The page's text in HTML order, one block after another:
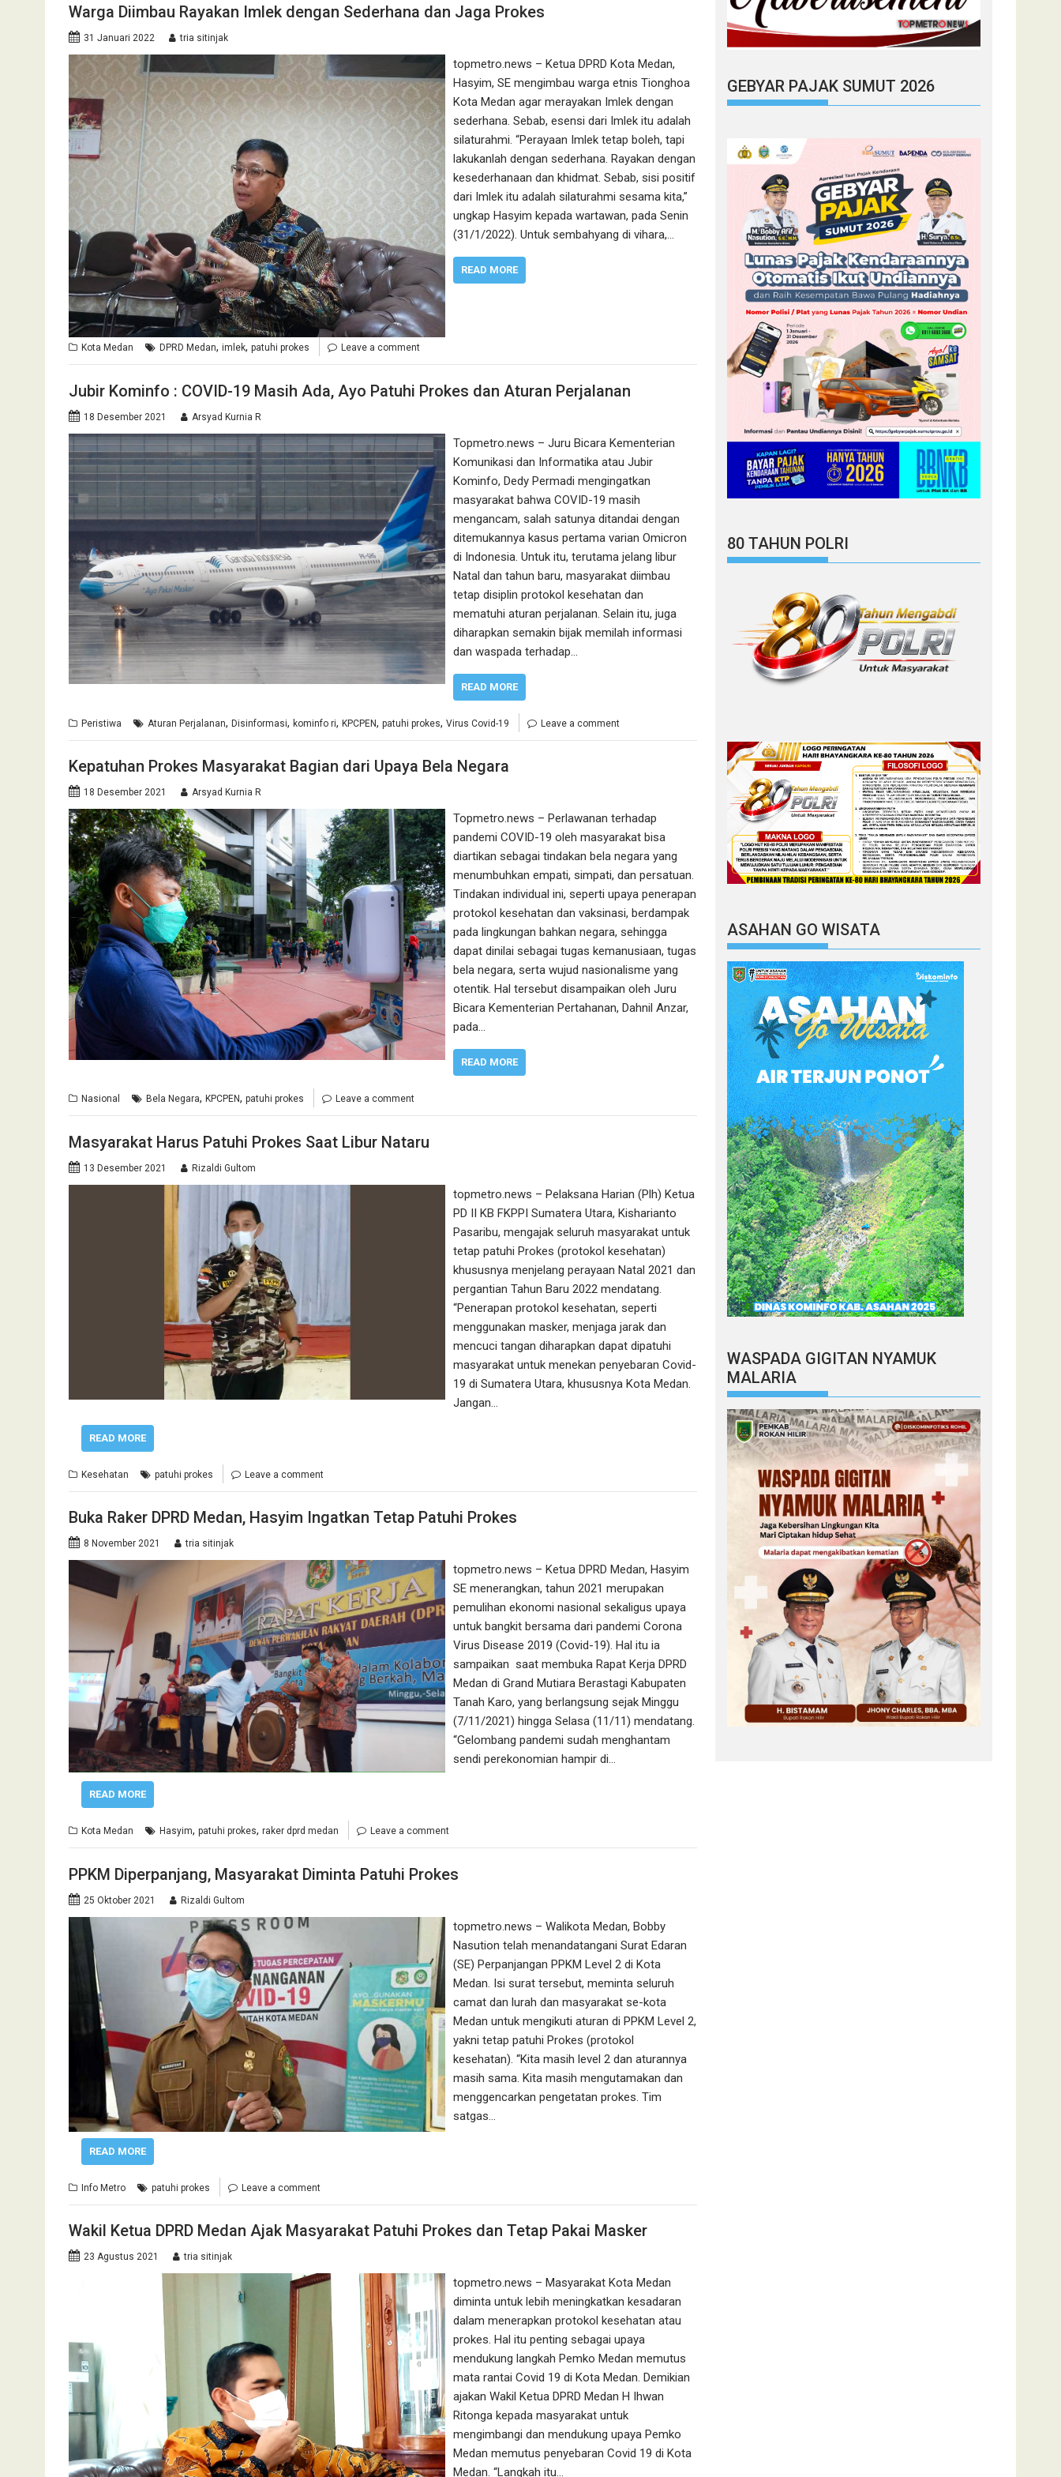
Warga Diimbau Rayakan Imlek dengan Sederhana dan Jaga Prokes
31 Januari 2022 tria sitinjak
topmetro.news – Ketua DPRD Kota Medan,
Hasyim, SE mengimbau warga etnis Tionghoa
Kota Medan agar merayakan Imlek dengan
sederhana. Sebab, esensi dari Imlek itu adalah
silaturahmi. “Perayaan Imlek tetap boleh, tapi
lakukanlah dengan sederhana. Rayakan dengan
kesederhanaan dan khidmat. Sebab, sisi positif
dari Imlek itu adalah silaturahmi sesama kita,”
ungkap Hasyim kepada wartawan, pada Senin
(31/1/2022). Untuk sembahyang di vihara,…
READ MORE
Kota Medan DPRD Medan, imlek, patuhi prokes Leave a comment
Jubir Kominfo : COVID-19 Masih Ada, Ayo Patuhi Prokes dan Aturan Perjalanan
18 Desember 2021 Arsyad Kurnia R
Topmetro.news – Juru Bicara Kementerian
Komunikasi dan Informatika atau Jubir
Kominfo, Dedy Permadi mengingatkan
masyarakat bahwa COVID-19 masih
mengancam, salah satunya ditandai dengan
ditemukannya kasus pertama varian Omicron
di Indonesia. Untuk itu, terutama jelang libur
Natal dan tahun baru, masyarakat diimbau
tetap disiplin protokol kesehatan dan
mematuhi aturan perjalanan. Selain itu, juga
diharapkan semakin bijak memilah informasi
dan waspada terhadap…
READ MORE
Peristiwa Aturan Perjalanan, Disinformasi, kominfo ri, KPCPEN, patuhi prokes, Virus Covid-19 Leave a comment
Kepatuhan Prokes Masyarakat Bagian dari Upaya Bela Negara
18 Desember 2021 Arsyad Kurnia R
Topmetro.news – Perlawanan terhadap
pandemi COVID-19 oleh masyarakat bisa
diartikan sebagai tindakan bela negara yang
menumbuhkan empati, simpati, dan persatuan.
Tindakan individual ini, seperti upaya penerapan
protokol kesehatan dan vaksinasi, berdampak
pada lingkungan bahkan negara, sehingga
dapat dinilai sebagai tugas kemanusiaan, tugas
bela negara, serta wujud nasionalisme yang
otentik. Hal tersebut disampaikan oleh Juru
Bicara Kementerian Pertahanan, Dahnil Anzar,
pada…
READ MORE
Nasional Bela Negara, KPCPEN, patuhi prokes Leave a comment
Masyarakat Harus Patuhi Prokes Saat Libur Nataru
13 Desember 2021 Rizaldi Gultom
topmetro.news – Pelaksana Harian (Plh) Ketua
PD II KB FKPPI Sumatera Utara, Kisharianto
Pasaribu, mengajak seluruh masyarakat untuk
tetap patuhi Prokes (protokol kesehatan)
khususnya menjelang perayaan Natal 2021 dan
pergantian Tahun Baru 2022 mendatang.
“Penerapan protokol kesehatan, seperti
menggunakan masker, menjaga jarak dan
mencuci tangan diharapkan dapat dipatuhi
masyarakat untuk menekan penyebaran Covid-
19 di Sumatera Utara, khususnya Kota Medan.
Jangan…
READ MORE
Kesehatan patuhi prokes Leave a comment
Buka Raker DPRD Medan, Hasyim Ingatkan Tetap Patuhi Prokes
8 November 2021 tria sitinjak
topmetro.news – Ketua DPRD Medan, Hasyim
SE menerangkan, tahun 2021 merupakan
pemulihan ekonomi nasional sekaligus upaya
untuk bangkit bersama dari pandemi Corona
Virus Disease 2019 (Covid-19). Hal itu ia
sampaikan saat membuka Rapat Kerja DPRD
Medan di Grand Mutiara Berastagi Kabupaten
Tanah Karo, yang berlangsung sejak Minggu
(7/11/2021) hingga Selasa (11/11) mendatang.
“Gelombang pandemi sudah menghantam
sendi perekonomian hampir di…
READ MORE
Kota Medan Hasyim, patuhi prokes, raker dprd medan Leave a comment
PPKM Diperpanjang, Masyarakat Diminta Patuhi Prokes
25 Oktober 2021 Rizaldi Gultom
topmetro.news – Walikota Medan, Bobby
Nasution telah menandatangani Surat Edaran
(SE) Perpanjangan PPKM Level 2 di Kota
Medan. Isi surat tersebut, meminta seluruh
camat dan lurah dan masyarakat se-kota
Medan untuk mengikuti aturan di PPKM Level 2,
yakni tetap patuhi Prokes (protokol
kesehatan). “Kita masih level 2 dan aturannya
masih sama. Kita masih mengutamakan dan
menggencarkan pengetatan prokes. Tim
satgas…
READ MORE
Info Metro patuhi prokes Leave a comment
Wakil Ketua DPRD Medan Ajak Masyarakat Patuhi Prokes dan Tetap Pakai Masker
23 Agustus 2021 tria sitinjak
topmetro.news – Masyarakat Kota Medan
diminta untuk lebih meningkatkan kesadaran
dalam menerapkan protokol kesehatan atau
prokes. Hal itu penting sebagai upaya
mendukung langkah Pemko Medan memutus
mata rantai Covid 19 di Kota Medan. Demikian
ajakan Wakil Ketua DPRD Medan H Ihwan
Ritonga kepada masyarakat untuk
mengimbangi dan mendukung upaya Pemko
Medan memutus penyebaran Covid 19 di Kota
Medan. “Langkah itu…
GEBYAR PAJAK SUMUT 2026
80 TAHUN POLRI
ASAHAN GO WISATA
WASPADA GIGITAN NYAMUK
MALARIA